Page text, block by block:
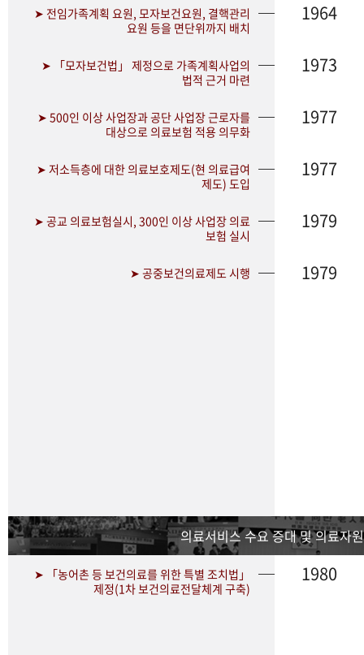
➤ 전임가족계획 요원, 모자보건요원, 결핵관리
요원 등을 면단위까지 배치
1964
➤ 「모자보건법」 제정으로 가족계획사업의
법적 근거 마련
1973
➤ 500인 이상 사업장과 공단 사업장 근로자를
대상으로 의료보험 적용 의무화
1977
➤ 저소득층에 대한 의료보호제도(현 의료급여
제도) 도입
1977
➤ 공교 의료보험실시, 300인 이상 사업장 의료
보험 실시
1979
➤ 공중보건의료제도 시행 1979
의료서비스 수요 증대 및 의료자
➤ 「농어촌 등 보건의료를 위한 특별 조치법」
제정(1차 보건의료전달체계 구축)
1980